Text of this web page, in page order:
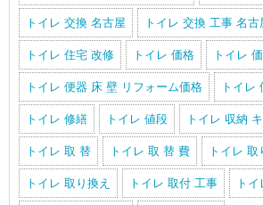
トイレ 交換 名古屋 トイレ 交換 工事 名古
トイレ 住宅 改修 トイレ 価格 トイレ
トイレ 便器 床 壁 リフォーム価格 トイレ
トイレ 修繕 トイレ 値段 トイレ 収納
トイレ 取 替 トイレ 取 替 費 トイレ
トイレ 取り換え トイレ 取付 工事 ト